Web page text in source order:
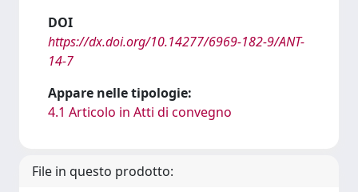
DOI
https://dx.doi.org/10.14277/6969-182-9/ANT-
14-7
Appare nelle tipologie:
4.1 Articolo in Atti di convegno
File in questo prodotto: